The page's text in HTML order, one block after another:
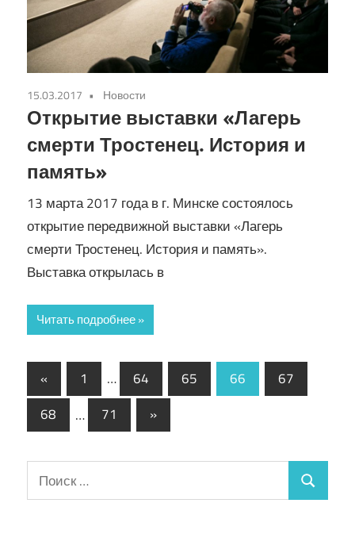
15.03.2017 Новости
Открытие выставки «Лагерь
смерти Тростенец. История и
память»
13 марта 2017 года в г. Минске состоялось
открытие передвижной выставки «Лагерь
смерти Тростенец. История и память».
Выставка открылась в
Читать подробнее
Навигация
по
записям
« Предыдущие
записи
1 … 64 65 66
67
68
… 71
Следующие
записи
»
Поиск
для:
Поиск